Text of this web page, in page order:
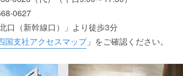
0627
口（新幹線口）」より徒歩3分
国支社アクセスマップ」をご確認ください。